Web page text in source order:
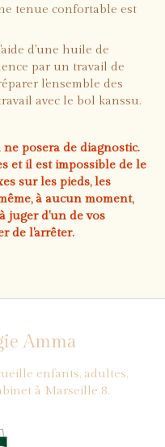
tenue confortable est
d'une huile de
par un travail de
l'ensemble des
avec le bol kanssu.
posera de diagnostic.
et il est impossible de le
sur les pieds, les
à aucun moment,
juger d'un de vos
de l'arrêter.
Amma
enfants, adultes,
à Marseille 8.